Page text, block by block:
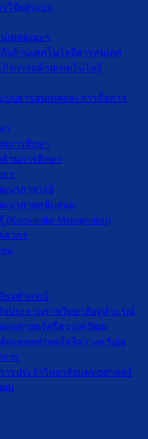
วิจัยสู่ระบบ
เทศคณะฯ
จด้านเทคโนโลยีสารสนเทศ
กิจกรรมด้านเทคโนโลยี
บบสารสนเทศและการสื่อสาร
า
การศึกษา
ด้านการศึกษา
กร
นาอาจารย์
นาสายสนับสนุน
Management)
ลากร
ม่
ยจุฬาภรณ์
ประธานราชวิทยาลัยจุฬาภรณ์
ทยศาสตร์ศรีสวางควัฒน
ยแพทยศาสตร์ศรีสวางควัฒน
หาร
รประจำวิทยาลัยแพทยศาสตร์
ฒน